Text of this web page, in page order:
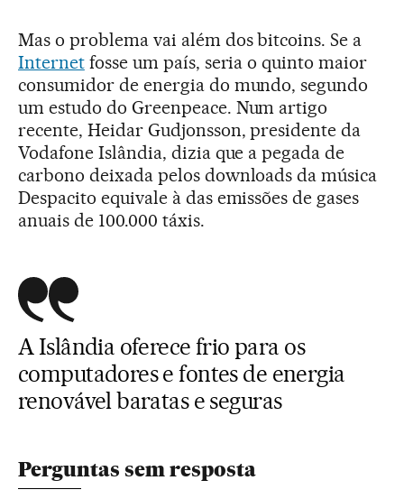
Mas o problema vai além dos bitcoins. Se a
Internetfosse um país, seria o quinto maior
consumidor de energia do mundo, segundo
um estudo do Greenpeace. Num artigo
recente, Heidar Gudjonsson, presidente da
Vodafone Islândia, dizia que a pegada de
carbono deixada pelos downloads da música
Despacito equivale à das emissões de gases
anuais de 100.000 táxis.
A Islândia oferece frio para os
computadores e fontes de energia
renovável baratas e seguras
Perguntas sem resposta